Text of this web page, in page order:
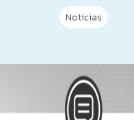
Notícias